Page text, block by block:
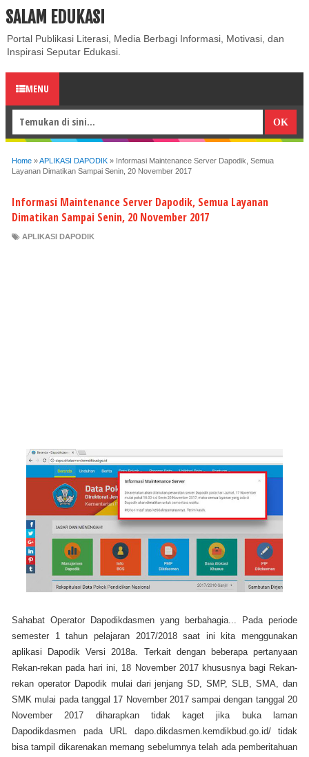
ABOUT CONTACT US
SALAM EDUKASI
Portal Publikasi Literasi, Media Berbagi Informasi, Motivasi, dan
Inspirasi Seputar Edukasi.
MENU
Home »APLIKASI DAPODIK » Informasi Maintenance Server Dapodik, Semua
Layanan Dimatikan Sampai Senin, 20 November 2017
Informasi Maintenance Server Dapodik, Semua Layanan
Dimatikan Sampai Senin, 20 November 2017
APLIKASI DAPODIK
Sahabat Operator Dapodikdasmen yang berbahagia... Pada periode
semester 1 tahun pelajaran 2017/2018 saat ini kita menggunakan
aplikasi Dapodik Versi 2018a. Terkait dengan beberapa pertanyaan
Rekan-rekan pada hari ini, 18 November 2017 khususnya bagi Rekan-
rekan operator Dapodik mulai dari jenjang SD, SMP, SLB, SMA, dan
SMK mulai pada tanggal 17 November 2017 sampai dengan tanggal 20
November 2017 diharapkan tidak kaget jika buka laman
Dapodikdasmen pada URL dapo.dikdasmen.kemdikbud.go.id/ tidak
bisa tampil dikarenakan memang sebelumnya telah ada pemberitahuan